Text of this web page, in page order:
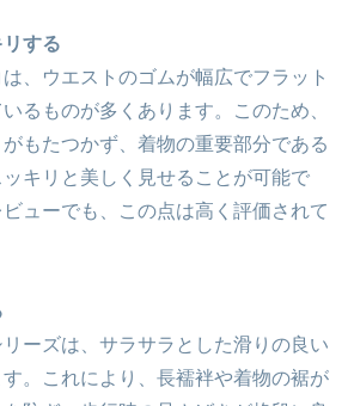
する
、ウエストのゴムが幅広でフラット
るものが多くあります。このため、
もたつかず、着物の重要部分である
ッキリと美しく見せることが可能で
ューでも、この点は高く評価されて
ーズは、サラサラとした滑りの良い
。これにより、長襦袢や着物の裾が